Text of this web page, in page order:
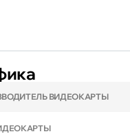
ВИДЕОКАРТЫ